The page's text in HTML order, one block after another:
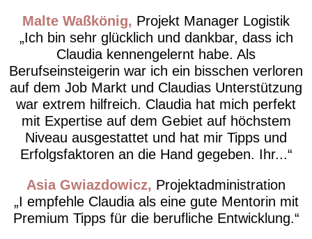
Malte Waßkönig
Projekt Manager Logistik
Ich bin sehr glücklich und dankbar, dass ich
Claudia kennengelernt habe. Als
Berufseinsteigerin war ich ein bisschen verloren
auf dem Job Markt und Claudias Unterstützung
war extrem hilfreich. Claudia hat mich perfekt
mit Expertise auf dem Gebiet auf höchstem
Niveau ausgestattet und hat mir Tipps und
Erfolgsfaktoren an die Hand gegeben. Ihr...
Asia Gwiazdowicz Projektadministration
I empfehle Claudia als eine gute Mentorin mit
Premium Tipps für die berufliche Entwicklung.